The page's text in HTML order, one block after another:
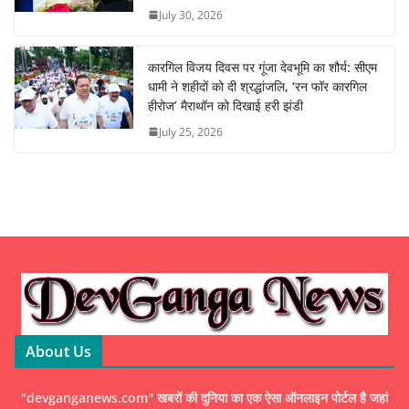
July 30, 2026
कारगिल विजय दिवस पर गूंजा देवभूमि का शौर्य: सीएम
धामी ने शहीदों को दी श्रद्धांजलि, ‘रन फॉर कारगिल
हीरोज’ मैराथॉन को दिखाई हरी झंडी
July 25, 2026
About Us
"devganganews.com" खबरों की दुनिया का एक ऐसा ऑनलाइन पोर्टल है जहां